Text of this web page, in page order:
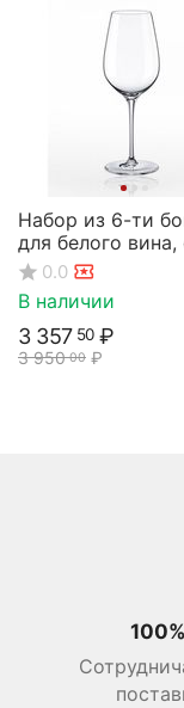
Набор из 6-ти
для белого вина,
Prestige, 340 мл,
0.0
В наличии
3 950 00 ₽
3 357 50 ₽